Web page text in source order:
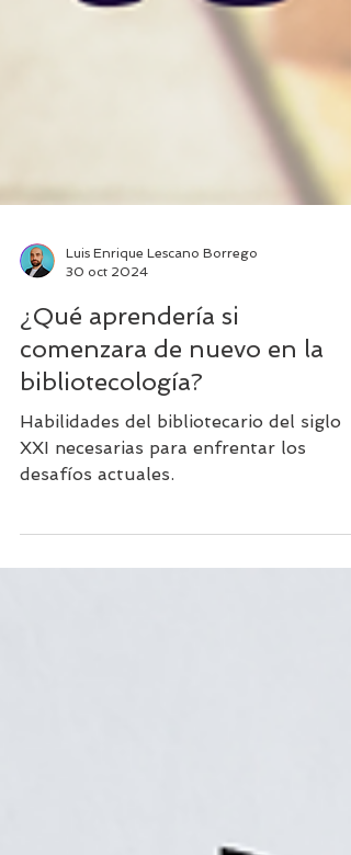
30 oct 2024
¿Qué aprendería si
comenzara de nuevo en la
bibliotecología?
Habilidades del bibliotecario del siglo
XXI necesarias para enfrentar los